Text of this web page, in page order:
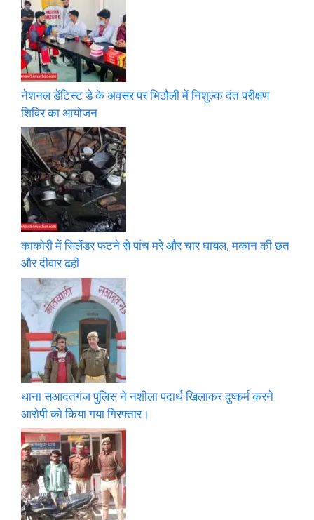
नेशनल डेंटिस्ट डे के अवसर पर भिठौली में निशुल्क दंत परीक्षण
शिविर का आयोजन
काकोरी में सिलेंडर फटने से पांच मरे और चार घायल, मकान की छत
और दीवार ढही
थाना सआदतगंज पुलिस ने नशीला पदार्थ खिलाकर दुष्कर्म करने
आरोपी को किया गया गिरफ्तार।